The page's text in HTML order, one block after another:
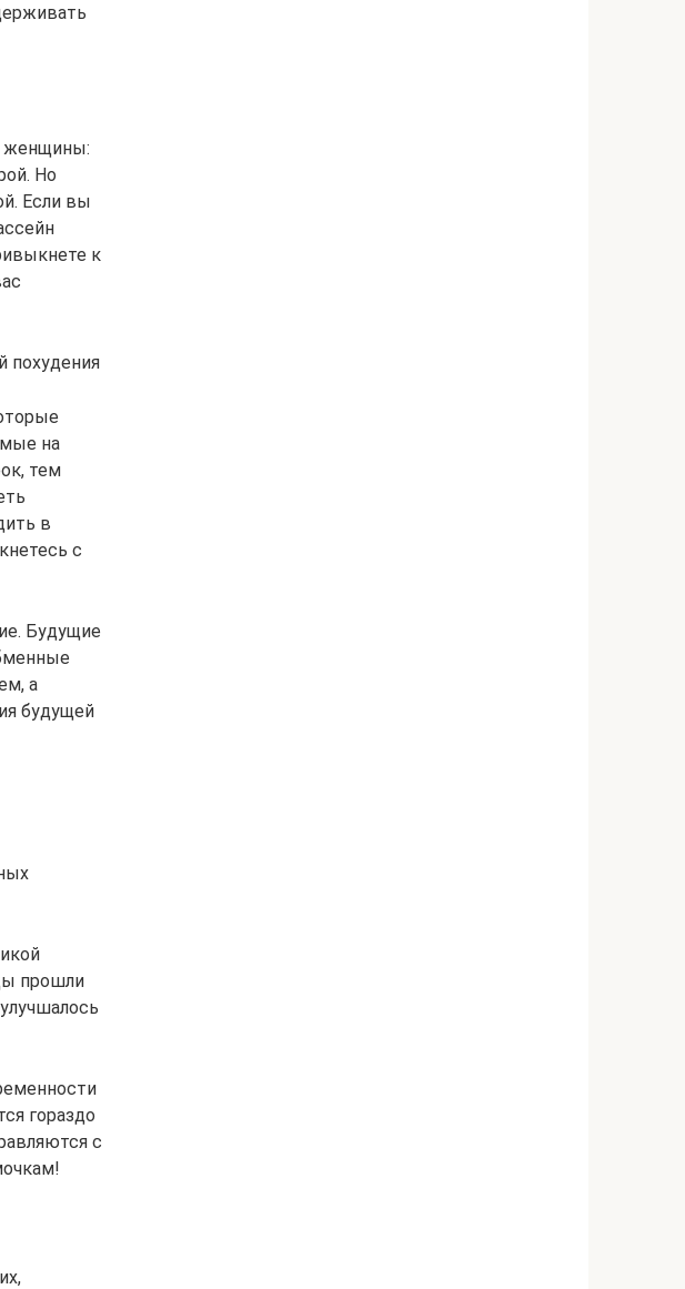
женщины:
Но
Если вы
к
похудения
на
тем
в
с
Будущие
а
будущей
прошли
гораздо
с